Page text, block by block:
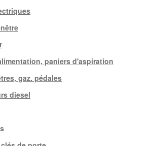
paniers d'aspiration
gaz. pédales
diesel